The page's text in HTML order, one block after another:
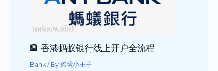
🏦 香港蚂蚁银行线上开户全流程
Bank / By跨境小王子